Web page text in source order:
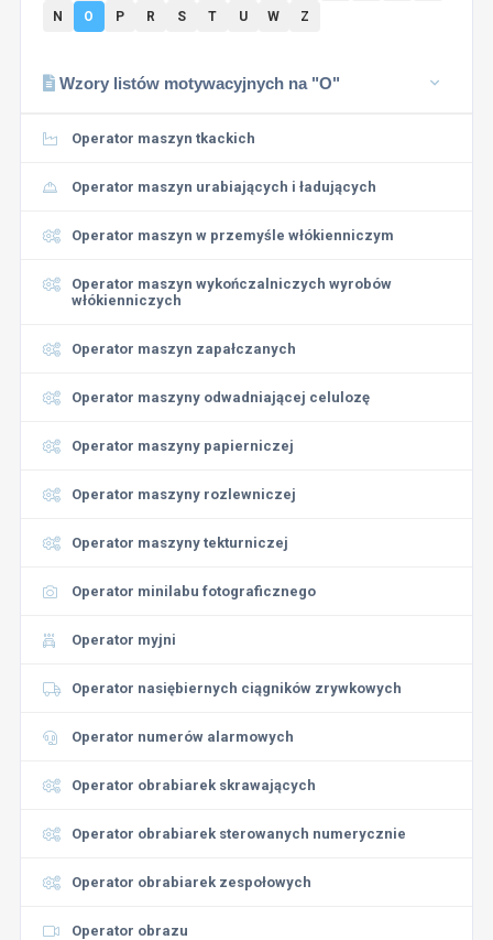
N
O P R S T U W Z
Wzory listów motywacyjnych na "O"
Operator maszyn tkackich
Operator maszyn urabiających i ładujących
Operator maszyn w przemyśle włókienniczym
Operator maszyn wykończalniczych wyrobów
włókienniczych
Operator maszyn zapałczanych
Operator maszyny odwadniającej celulozę
Operator maszyny papierniczej
Operator maszyny rozlewniczej
Operator maszyny tekturniczej
Operator minilabu fotograficznego
Operator myjni
Operator nasiębiernych ciągników zrywkowych
Operator numerów alarmowych
Operator obrabiarek skrawających
Operator obrabiarek sterowanych numerycznie
Operator obrabiarek zespołowych
Operator obrazu